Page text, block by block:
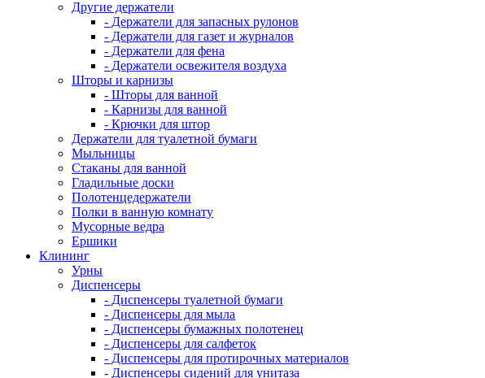
Другие держатели
- Держатели для запасных рулонов
- Держатели для газет и журналов
- Держатели для фена
- Держатели освежителя воздуха
Шторы и карнизы
- Шторы для ванной
- Карнизы для ванной
- Крючки для штор
Держатели для туалетной бумаги
Мыльницы
Стаканы для ванной
Гладильные доски
Полотенцедержатели
Полки в ванную комнату
Мусорные ведра
Ершики
Клининг
Урны
Диспенсеры
- Диспенсеры туалетной бумаги
- Диспенсеры для мыла
- Диспенсеры бумажных полотенец
- Диспенсеры для салфеток
- Диспенсеры для протирочных материалов
- Диспенсеры сидений для унитаза